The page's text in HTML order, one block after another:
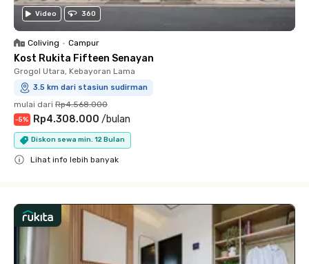
Video 360
Coliving • Campur
Kost Rukita Fifteen Senayan
Grogol Utara, Kebayoran Lama
3.5 km dari stasiun sudirman
mulai dari Rp4.568.000
-5% Rp4.308.000 /bulan
Diskon sewa min. 12 Bulan
Lihat info lebih banyak